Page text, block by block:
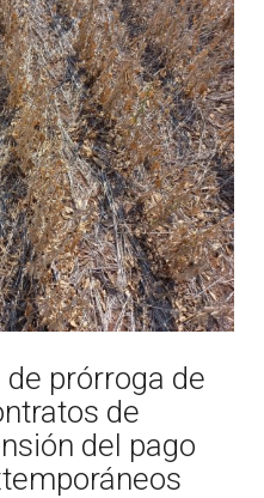
prórroga de
de
del pago